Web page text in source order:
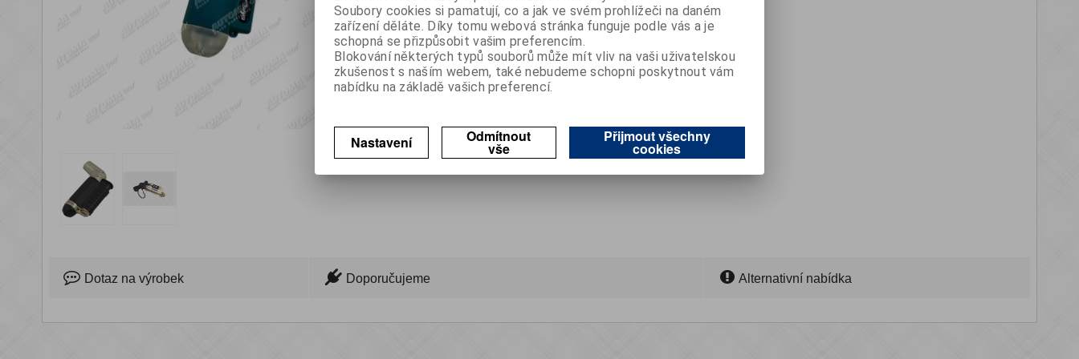


ks Koupit
SKLADEM(> 5 ks)
Dotaz na výrobek Doporučujeme Alternativní nabídka
Soubory cookies si pamatují, co a jak ve svém prohlížeči na daném
zařízení děláte. Díky tomu webová stránka funguje podle vás a je
schopná se přizpůsobit vašim preferencím.
Blokování některých typů souborů může mít vliv na vaši uživatelskou
zkušenost s naším webem, také nebudeme schopni poskytnout vám
nabídku na základě vašich preferencí.
Nastavení Odmítnout
vše
Přijmout všechny
cookies